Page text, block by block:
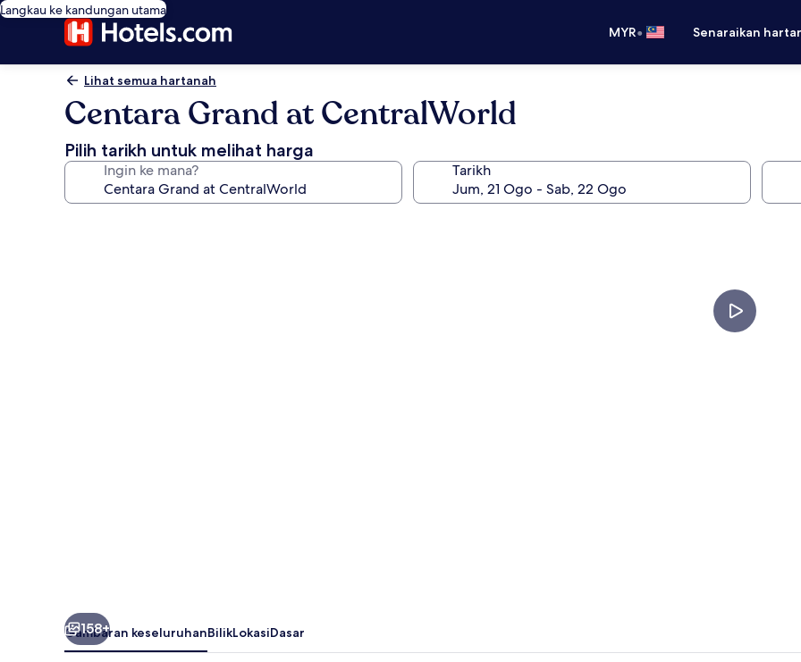
Langkau ke kandungan utama
MYR• Senaraikan
Lihat semua hartanah
Centara Grand at CentralWorld
Pilih tarikh untuk melihat harga
Ingin ke mana? Tarikh
158+
Gambaran keseluruhanBilikLokasiDasar